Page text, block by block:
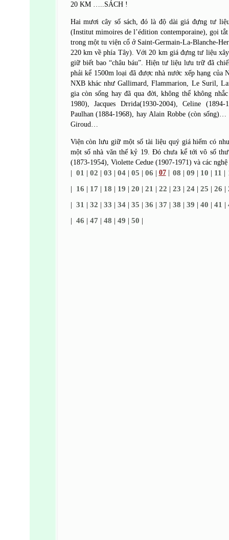
20 KM …..SÁCH !
Hai mươi cây số sách, đó là độ dài giá đựng tư
(Institut mimoires de l’édition contemporaine), gọi
trong một tu viện cổ ở Saint-Germain-La-Blanche-
220 km về phía Tây). Với 20 km giá đựng tư liệu
giữ biết bao “châu báu”. Hiện tư liệu lưu trữ đã
phải kể 1500m loại đã được nhà nước xếp hạng của
NXB khác như Gallimard, Flammarion, Le Suril,
gia còn sống hay đã qua đời, không thể không
1980), Jacques Drrida(1930-2004), Celine
Paulhan (1884-1968), hay Alain Robbe (còn sống)…
Giroud…
Viện còn lưu giữ một số tài liệu quý giá hiếm có
một số nhà văn thế kỷ 19. Đó chưa kể tới vô số
(1873-1954), Violette Cedue (1907-1971) và các
01 02 03 04| 05 06 07| 08 09 10 11
16 17 18 19 20 21 22 23 24| 25 26
31 32 33 34| 35 36 37 38 39 40 41
46 47 48 49 50